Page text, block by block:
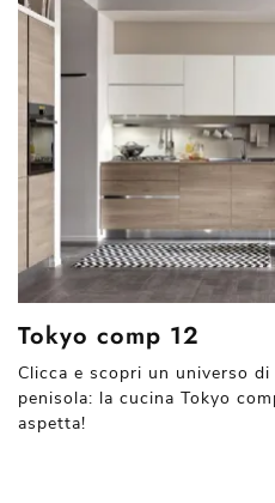
Tokyo comp 12
Clicca e scopri un universo
penisola: la cucina Tokyo
aspetta!